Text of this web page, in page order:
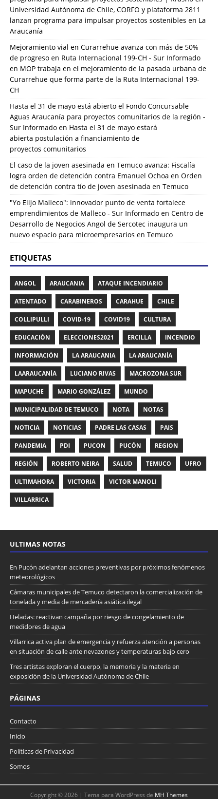
Universidad Autónoma de Chile, CORFO y plataforma 2811
lanzan programa para impulsar proyectos sostenibles en La
Araucanía
Mejoramiento vial en Curarrehue avanza con más de 50%
de progreso en Ruta Internacional 199-CH - Sur Informado
en MOP trabaja en el mejoramiento de la pasada urbana de
Curarrehue que forma parte de la Ruta Internacional 199-
CH
Hasta el 31 de mayo está abierto el Fondo Concursable
Aguas Araucanía para proyectos comunitarios de la región -
Sur Informado en Hasta el 31 de mayo estará
abierta postulación a financiamiento de
proyectos comunitarios
El caso de la joven asesinada en Temuco avanza: Fiscalía
logra orden de detención contra Emanuel Ochoa en Orden
de detención contra tío de joven asesinada en Temuco
"Yo Elijo Malleco": innovador punto de venta fortalece
emprendimientos de Malleco - Sur Informado en Centro de
Desarrollo de Negocios Angol de Sercotec inaugura un
nuevo espacio para microempresarios en Temuco
ETIQUETAS
ANGOL ARAUCANIA ATAQUE INCENDIARIO
ATENTADO CARABINEROS CARAHUE CHILE
COLLIPULLI COVID-19 COVID19 CULTURA
EDUCACIÓN ELECCIONES2021 ERCILLA INCENDIO
INFORMACIÓN LA ARAUCANIA LA ARAUCANÍA
LAARAUCANÍA LUCIANO RIVAS MACROZONA SUR
MAPUCHE MARIO GONZÁLEZ MUNDO
MUNICIPALIDAD DE TEMUCO NOTA NOTAS
NOTICIA NOTICIAS PADRE LAS CASAS PAIS
PANDEMIA PDI PUCON PUCÓN REGION
REGIÓN ROBERTO NEIRA SALUD TEMUCO UFRO
ULTIMAHORA VICTORIA VICTOR MANOLI
VILLARRICA
ULTIMAS NOTAS
En Pucón adelantan acciones preventivas por próximos fenómenos
meteorológicos
Cámaras municipales de Temuco detectaron la comercialización de
tonelada y media de mercadería asiática ilegal
Heladas: reactivan campaña por riesgo de congelamiento de
medidores de agua
Villarrica activa plan de emergencia y refuerza atención a personas
en situación de calle ante nevazones y temperaturas bajo cero
Tres artistas exploran el cuerpo, la memoria y la materia en
exposición de la Universidad Autónoma de Chile
PÁGINAS
Contacto
Inicio
Políticas de Privacidad
Somos
Copyright © 2026 | Tema para WordPress de MH Themes